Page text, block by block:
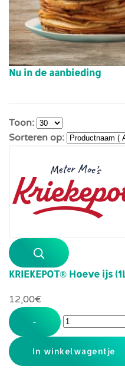
Nu in de aanbieding
Toon:
Sorteren op:
KRIEKEPOT® Hoeve ijs
12,00‎€
-